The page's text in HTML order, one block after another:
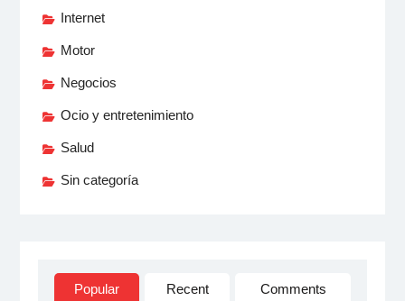
Internet
Motor
Negocios
Ocio y entretenimiento
Salud
Sin categoría
Popular Recent Comments